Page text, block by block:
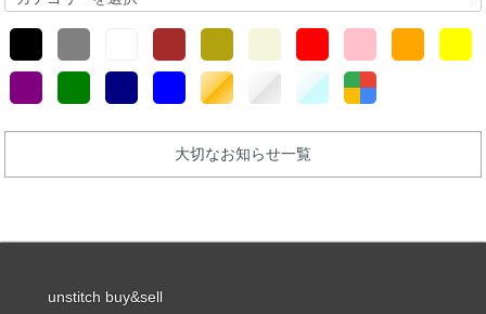
大切なお知らせ一覧
unstitch buy&sell